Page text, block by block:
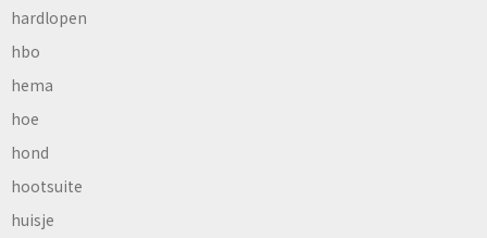
hardlopen
hbo
hema
hoe
hond
hootsuite
huisje